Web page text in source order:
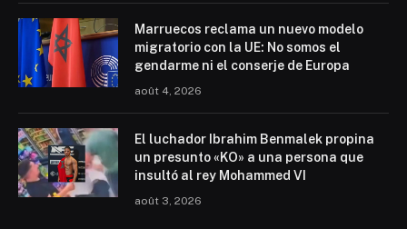
Marruecos reclama un nuevo modelo
migratorio con la UE: No somos el
gendarme ni el conserje de Europa
août 4, 2026
El luchador Ibrahim Benmalek propina
un presunto «KO» a una persona que
insultó al rey Mohammed VI
août 3, 2026